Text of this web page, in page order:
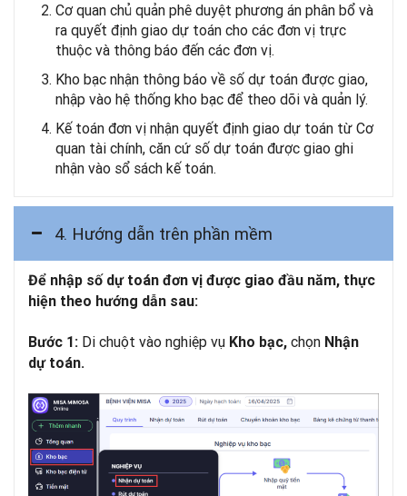
Cơ quan chủ quản phê duyệt phương án phân bổ và
ra quyết định giao dự toán cho các đơn vị trực
thuộc và thông báo đến các đơn vị.
Kho bạc nhận thông báo về số dự toán được giao,
nhập vào hệ thống kho bạc để theo dõi và quản lý.
Kế toán đơn vị nhận quyết định giao dự toán từ Cơ
quan tài chính, căn cứ số dự toán được giao ghi
nhận vào sổ sách kế toán.
4. Hướng dẫn trên phần mềm
Để nhập số dự toán đơn vị được giao đầu năm, thực
hiện theo hướng dẫn sau:
Bước 1: Di chuột vào nghiệp vụ Kho bạc, chọn Nhận
dự toán.